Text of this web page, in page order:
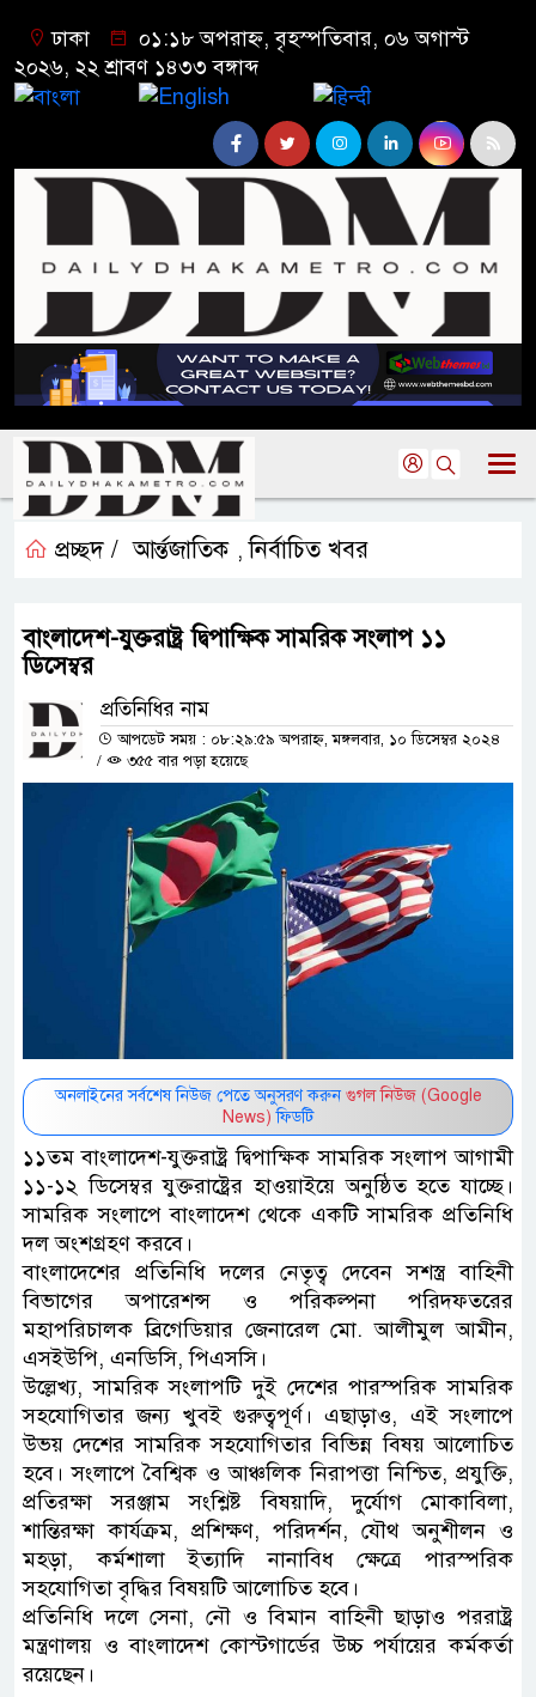
ঢাকা
০১:১৮ অপরাহ্ন, বৃহস্পতিবার, ০৬ অগাস্ট
২০২৬, ২২ শ্রাবণ ১৪৩৩ বঙ্গাব্দ
প্রচ্ছদ / আর্ন্তজাতিক ,নির্বাচিত খবর
বাংলাদেশ-যুক্তরাষ্ট্র দ্বিপাক্ষিক সামরিক সংলাপ ১১
ডিসেম্বর
প্রতিনিধির নাম
আপডেট সময় : ০৮:২৯:৫৯ অপরাহ্ন, মঙ্গলবার, ১০ ডিসেম্বর ২০২৪
/
৩৫৫ বার পড়া হয়েছে
অনলাইনের সর্বশেষ নিউজ পেতে অনুসরণ করুন গুগল নিউজ (Google
News) ফিডটি
১১তম বাংলাদেশ-যুক্তরাষ্ট্র দ্বিপাক্ষিক সামরিক সংলাপ আগামী
১১-১২ ডিসেম্বর যুক্তরাষ্ট্রের হাওয়াইয়ে অনুষ্ঠিত হতে যাচ্ছে।
সামরিক সংলাপে বাংলাদেশ থেকে একটি সামরিক প্রতিনিধি
দল অংশগ্রহণ করবে।
বাংলাদেশের প্রতিনিধি দলের নেতৃত্ব দেবেন সশস্ত্র বাহিনী
বিভাগের অপারেশন্স ও পরিকল্পনা পরিদফতরের
মহাপরিচালক ব্রিগেডিয়ার জেনারেল মো. আলীমুল আমীন,
এসইউপি, এনডিসি, পিএসসি।
উল্লেখ্য, সামরিক সংলাপটি দুই দেশের পারস্পরিক সামরিক
সহযোগিতার জন্য খুবই গুরুত্বপূর্ণ। এছাড়াও, এই সংলাপে
উভয় দেশের সামরিক সহযোগিতার বিভিন্ন বিষয় আলোচিত
হবে। সংলাপে বৈশ্বিক ও আঞ্চলিক নিরাপত্তা নিশ্চিত, প্রযুক্তি,
প্রতিরক্ষা সরঞ্জাম সংশ্লিষ্ট বিষয়াদি, দুর্যোগ মোকাবিলা,
শান্তিরক্ষা কার্যক্রম, প্রশিক্ষণ, পরিদর্শন, যৌথ অনুশীলন ও
মহড়া, কর্মশালা ইত্যাদি নানাবিধ ক্ষেত্রে পারস্পরিক
সহযোগিতা বৃদ্ধির বিষয়টি আলোচিত হবে।
প্রতিনিধি দলে সেনা, নৌ ও বিমান বাহিনী ছাড়াও পররাষ্ট্র
মন্ত্রণালয় ও বাংলাদেশ কোস্টগার্ডের উচ্চ পর্যায়ের কর্মকর্তা
রয়েছেন।